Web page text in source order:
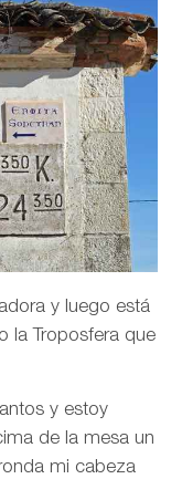
y luego está
la Troposfera que
y estoy
de la mesa un
mi cabeza